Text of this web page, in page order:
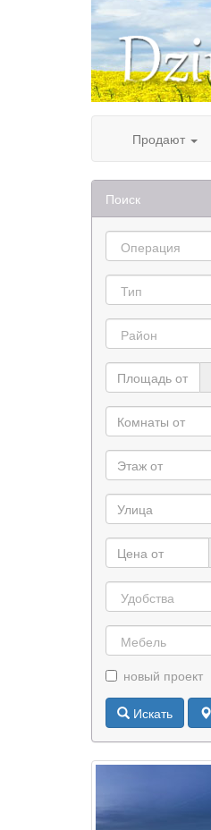
Продают
Поиск
новый проект
Искать